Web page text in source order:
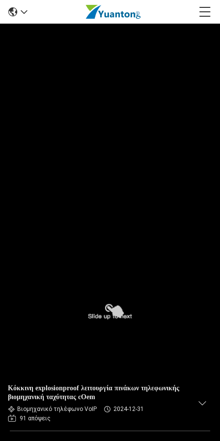
Κόκκινη explosionproof λειτουργία πινάκων τηλεφωνικής
βιομηχανική ταχύτητας cOem
Βιομηχανικό τηλέφωνο VoIP
2024-12-31
91 απόψεις